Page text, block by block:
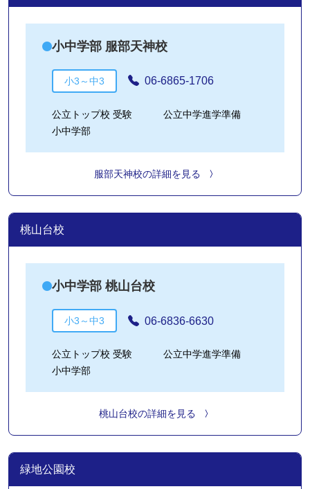
小中学部 服部天神校
小3～中3 06-6865-1706
公立トップ校 受験
公立中学進学準備
小中学部
服部天神校の詳細を見る
桃山台校
小中学部 桃山台校
小3～中3 06-6836-6630
公立トップ校 受験
公立中学進学準備
小中学部
桃山台校の詳細を見る
緑地公園校